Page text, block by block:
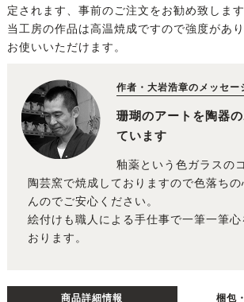
定されます、事前のご注文をお勧め致します
当工房の作品は高温焼成ですので強度があ
お使いいただけます。
作者・大岩浩章のメッセー
珊瑚のアートを陶器
ています
釉薬という色ガラスの
陶芸窯で焼成しておりますので色落ち
んのでご安心ください。
絵付けも職人による手仕事で一筆一筆
おります。
商品詳細情報 梱包